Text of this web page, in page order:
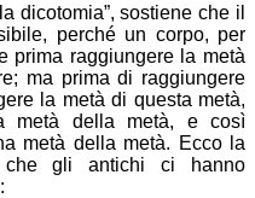
dicotomia”, sostiene che il
perché un corpo, per
prima raggiungere la metà
ma prima di raggiungere
la metà di questa metà,
metà della metà, e così
metà della metà. Ecco la
che gli antichi ci hanno